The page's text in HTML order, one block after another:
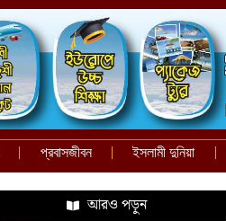
প্রবাসজীবন ইসলামী দুনিয়া
আরও পড়ুন